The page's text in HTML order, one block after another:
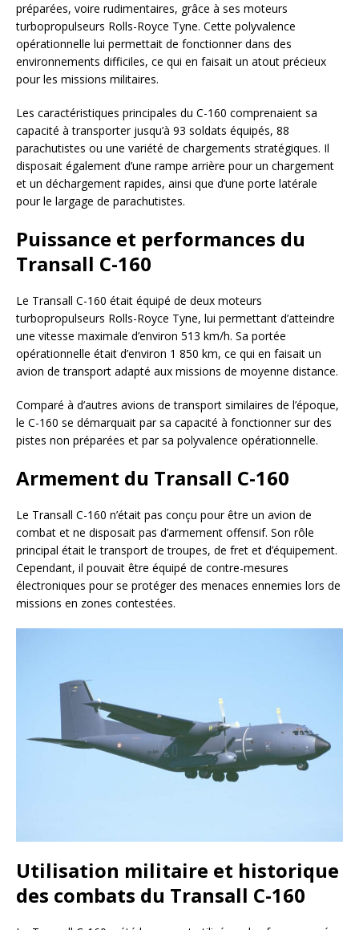
préparées, voire rudimentaires, grâce à ses moteurs
turbopropulseurs Rolls-Royce Tyne. Cette polyvalence
opérationnelle lui permettait de fonctionner dans des
environnements difficiles, ce qui en faisait un atout précieux
pour les missions militaires.
Les caractéristiques principales du C-160 comprenaient sa
capacité à transporter jusqu’à 93 soldats équipés, 88
parachutistes ou une variété de chargements stratégiques. Il
disposait également d’une rampe arrière pour un chargement
et un déchargement rapides, ainsi que d’une porte latérale
pour le largage de parachutistes.
Puissance et performances du
Transall C-160
Le Transall C-160 était équipé de deux moteurs
turbopropulseurs Rolls-Royce Tyne, lui permettant d’atteindre
une vitesse maximale d’environ 513 km/h. Sa portée
opérationnelle était d’environ 1 850 km, ce qui en faisait un
avion de transport adapté aux missions de moyenne distance.
Comparé à d’autres avions de transport similaires de l’époque,
le C-160 se démarquait par sa capacité à fonctionner sur des
pistes non préparées et par sa polyvalence opérationnelle.
Armement du Transall C-160
Le Transall C-160 n’était pas conçu pour être un avion de
combat et ne disposait pas d’armement offensif. Son rôle
principal était le transport de troupes, de fret et d’équipement.
Cependant, il pouvait être équipé de contre-mesures
électroniques pour se protéger des menaces ennemies lors de
missions en zones contestées.
Utilisation militaire et historique
des combats du Transall C-160